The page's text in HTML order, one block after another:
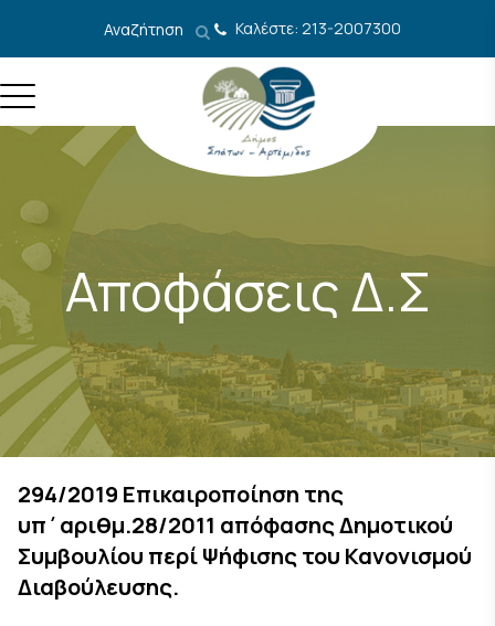
Αναζήτηση Καλέστε: 213-2007300
Αποφάσεις Δ.Σ
294/2019 Επικαιροποίηση της
υπ΄αριθμ.28/2011 απόφασης Δημοτικού
Συμβουλίου περί Ψήφισης του Κανονισμού
Διαβούλευσης.